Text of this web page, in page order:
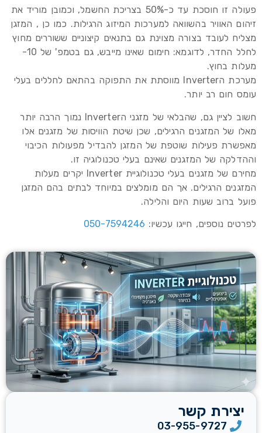
פעולה זו חוסכת עד כ-50% בצריכת החשמל, וכמובן מוריד את
זיהום האוויר בהשוואה למערכות המיזוג הרגילות. כמו כן , המזגן
מצליח לעובד בצורה מצוינת גם בתנאים קיצוניים ששוררים מחוץ
לחלל החדר, לדוגמא: חימום שאינו מייבש, גם בטמפ' של 10-
מעלות בחוץ.
מערכת הInverter מווסתת את התפוקה בהתאם לחללים בעלי
עומס חום רב יותר.
חשוב לציין גם, שהבלאי של מזגני הInverter נמוך הרבה יותר
מאלו של המזגנים הרגילים, שכן שיטת הוויסות של מזגנים אלו
מאפשרת פעילות שוטפת של המזגן להבדיל מפעולות הכיבוי
וההדלקה של המזגנים שאינם בעלי טכנולוגיה זו.
מחירם של מזגנים בעלי טכנולוגיית Inverter יקרים מעלות
המזגנים הרגילים. אך הם מומלצים במיוחד לבתים בהם המזגן
פועל ברוב שעות היום והלילה.
לפרטים נוספים, חייגו עכשיו: 050-7594246
יצירת קשר
03-955-9727